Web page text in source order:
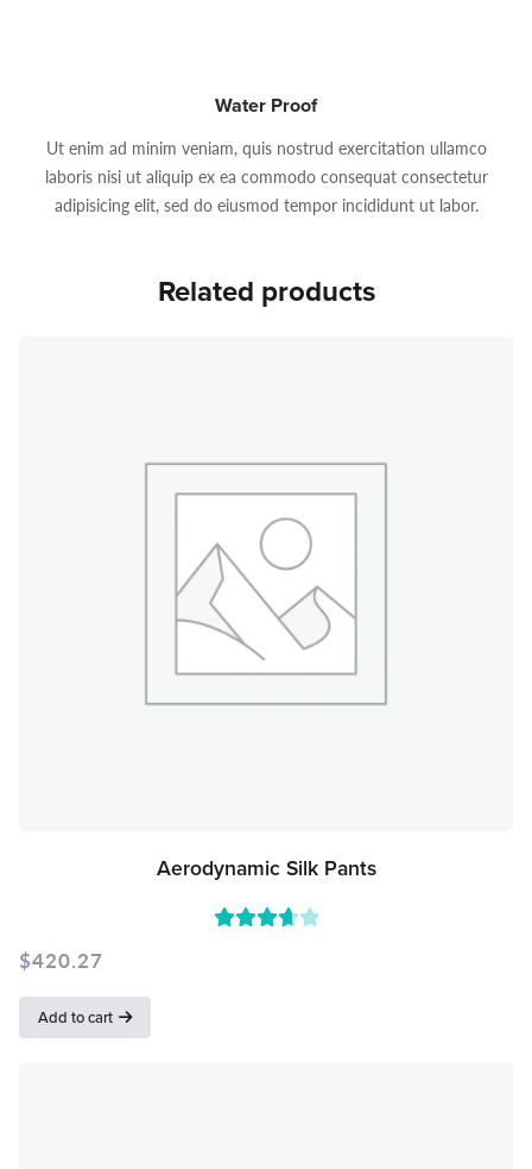
Water Proof
Ut enim ad minim veniam, quis nostrud exercitation ullamco
laboris nisi ut aliquip ex ea commodo consequat consectetur
adipisicing elit, sed do eiusmod tempor incididunt ut labor.
Related products
Aerodynamic Silk Pants
$420.27
Add to cart